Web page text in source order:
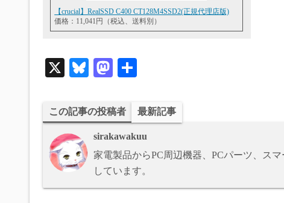
【crucial】RealSSD C400 CT128M4SSD2(正規代理店版)
価格：11,041円（税込、送料別）
X
Bl
sk
y
M
to
do
n
この記事の投稿者 最新記事
sirakawakuu
家電製品からPC周辺機器、PCパーツ、ス
しています。